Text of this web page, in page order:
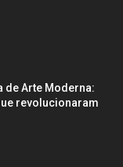
de Arte Moderna:
revolucionaram